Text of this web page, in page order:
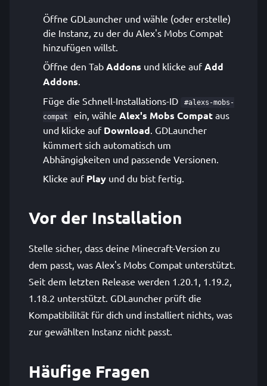
Öffne GDLauncher und wähle (oder erstelle)
die Instanz, zu der du Alex's Mobs Compat
hinzufügen willst.
Öffne den Tab Addons und klicke aufAdd
Addons.
Füge die Schnell-Installations-ID
#alexs-mobs-
compat
ein, wähle Alex's Mobs Compat aus
und klicke auf Download. GDLauncher
kümmert sich automatisch um
Abhängigkeiten und passende Versionen.
Klicke auf Play und du bist fertig.
Vor der Installation
Stelle sicher, dass deine Minecraft-Version zu
dem passt, was Alex's Mobs Compat unterstützt.
Seit dem letzten Release werden 1.20.1, 1.19.2,
1.18.2 unterstützt. GDLauncher prüft die
Kompatibilität für dich und installiert nichts, was
zur gewählten Instanz nicht passt.
Häufige Fragen